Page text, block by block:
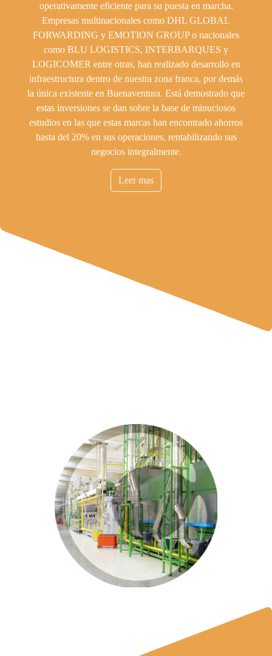
operativamente eficiente para su puesta en marcha.
Empresas multinacionales como DHL GLOBAL
FORWARDING y EMOTION GROUP o nacionales
como BLU LOGISTICS, INTERBARQUES y
LOGICOMER entre otras, han realizado desarrollo en
infraestructura dentro de nuestra zona franca, por demás
la única existente en Buenaventura. Está demostrado que
estas inversiones se dan sobre la base de minuciosos
estudios en las que estas marcas han encontrado ahorros
hasta del 20% en sus operaciones, rentabilizando sus
negocios integralmente.
Leer mas